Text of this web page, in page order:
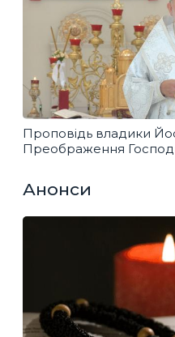
Проповідь владики
Преображення
Анонси